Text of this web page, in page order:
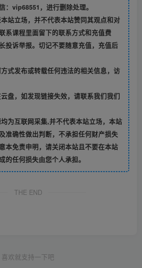
：vip68551，进行删除处理。
站立场，并不代表本站赞同其观点和对
系课程里面留下的联系方式和充值费
投诉举报。切记不要随意充值，充值后
式发布或转载任何违法的相关信息，访
盘，如发现链接失效，请联系我们我们
为互联网采集,并不代表本站立场，本站
准确性做出判断，不承担任何财产损失
本免责申明，请关闭本站且不要在本站
的任何损失由您个人承担。
THE END
喜欢就支持一下吧